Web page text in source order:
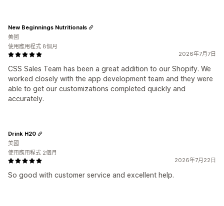
2026年7月7日
CSS Sales Team has been a great addition to our Shopify. We
worked closely with the app development team and they were
able to get our customizations completed quickly and
accurately.
New Beginnings Nutritionals
美國
使用應用程式 8個月
2026年7月22日
So good with customer service and excellent help.
Drink H20
美國
使用應用程式 2個月